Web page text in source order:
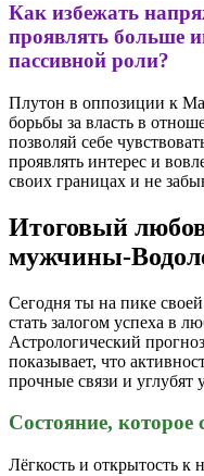
Как избежать
проявлять больше
пассивной роли?
Плутон в оппозиции к
борьбы за власть в
позволяй себе
проявлять интерес и
своих границах и не
Итоговый
мужчины-
Сегодня ты на пике
стать залогом успеха в
Астрологический
показывает, что
прочные связи и
Состояние, которое
Лёгкость и открытость к